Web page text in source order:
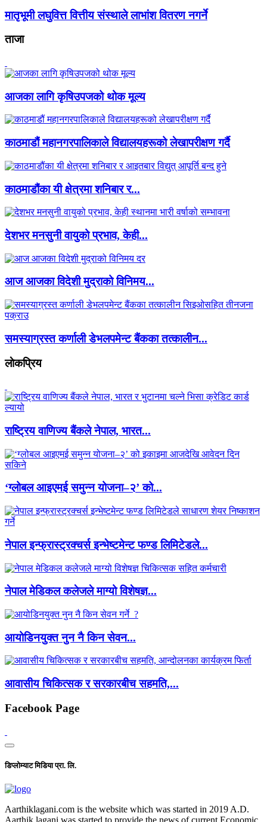
मातृभूमी लघुवित्त वित्तीय संस्थाले लाभांश वितरण नगर्ने
ताजा
आजका लागि कृषिउपजको थोक मूल्य
काठमाडौं महानगरपालिकाले विद्यालयहरूको लेखापरीक्षण गर्दै
काठमाडौंका यी क्षेत्रमा शनिबार र...
देशभर मनसुनी वायुको प्रभाव, केही...
आज आजका विदेशी मुद्राको विनिमय...
समस्याग्रस्त कर्णाली डेभलपमेन्ट बैंकका तत्कालीन...
लाेकप्रिय
राष्ट्रिय वाणिज्य बैंकले नेपाल, भारत...
‘ग्लोबल आइएमई समुन्न योजना–२’ को...
नेपाल इन्फ्रास्ट्रक्चर्स इन्भेष्टमेन्ट फण्ड लिमिटेडले...
नेपाल मेडिकल कलेजले माग्यो विशेषज्ञ...
आयोडिनयुक्त नुन नै किन सेवन...
आवासीय चिकित्सक र सरकारबीच सहमति,...
Facebook Page
डिप्लोम्याट मिडिया प्रा. लि.
Aarthiklagani.com is the website which was started in 2019 A.D.
Aarthik lagani was started to provide the news of current Economic